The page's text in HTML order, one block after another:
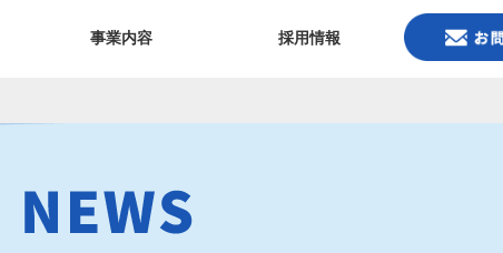
事業内容 採用情報